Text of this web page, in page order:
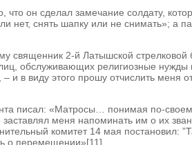
он сделал замечание солдату,
нет, снять шапку или не снимать»; а
священник 2-й Латышской
обслуживающих религиозные
и в виду этого прошу отчислить меня
писал: «Матросы… понимая по-
меня напоминать им о их
комитет 14 мая постановил:
о перемещении»[11].